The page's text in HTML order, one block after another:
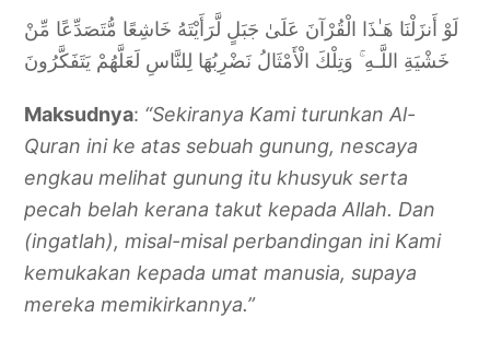
لَوْ أَنزَلْنَا هَـٰذَا الْقُرْآنَ عَلَىٰ جَبَلٍ لَّرَأَيْتَهُ خَاشِعًا مُّتَصَدِّعًا مِّنْ
خَشْيَةِ اللَّـهِ ۚ وَتِلْكَ الْأَمْثَالُ نَضْرِبُهَا لِلنَّاسِ لَعَلَّهُمْ يَتَفَكَّرُونَ
Maksudnya: “Sekiranya Kami turunkan Al-
Quran ini ke atas sebuah gunung, nescaya
engkau melihat gunung itu khusyuk serta
pecah belah kerana takut kepada Allah. Dan
(ingatlah), misal-misal perbandingan ini Kami
kemukakan kepada umat manusia, supaya
mereka memikirkannya.”